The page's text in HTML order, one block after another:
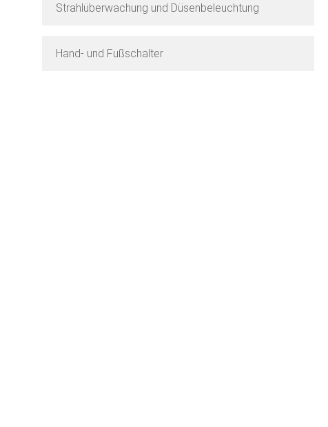
Strahlüberwachung und Düsenbeleuchtung
Hand- und Fußschalter